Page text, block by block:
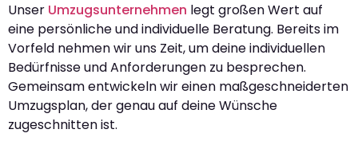
Unser Umzugsunternehmen legt großen Wert auf
eine persönliche und individuelle Beratung. Bereits im
Vorfeld nehmen wir uns Zeit, um deine individuellen
Bedürfnisse und Anforderungen zu besprechen.
Gemeinsam entwickeln wir einen maßgeschneiderten
Umzugsplan, der genau auf deine Wünsche
zugeschnitten ist.